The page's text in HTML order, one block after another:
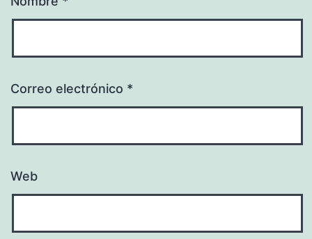
Correo electrónico *
Web